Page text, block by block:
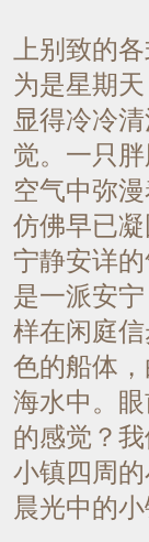
上别致的
为是星期
显得冷冷
觉。一只
空气中弥
仿佛早已
宁静安详
是一派安
样在闲庭
色的船体
海水中。
的感觉？
小镇四周
晨光中的